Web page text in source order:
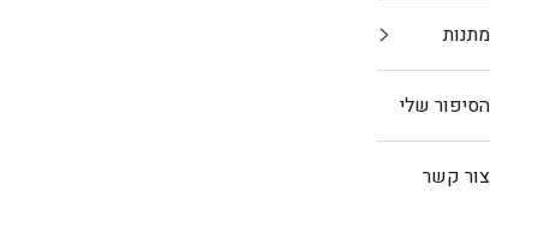
מתנות
הסיפור שלי
צור קשר